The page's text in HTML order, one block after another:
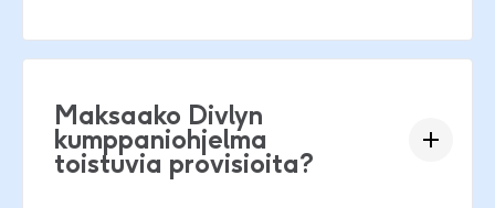
Maksaako Divlyn
kumppaniohjelma
toistuvia provisioita?